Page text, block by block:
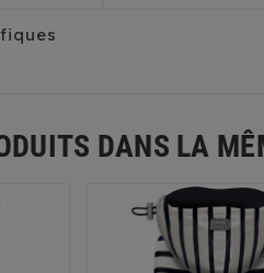
DANS LA